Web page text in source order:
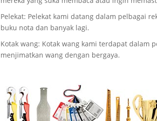
Pelekat: Pelekat kami datang dalam pelbagai
buku nota dan banyak lagi.
Kotak wang: Kotak wang kami terdapat dalam
menjimatkan wang dengan bergaya.